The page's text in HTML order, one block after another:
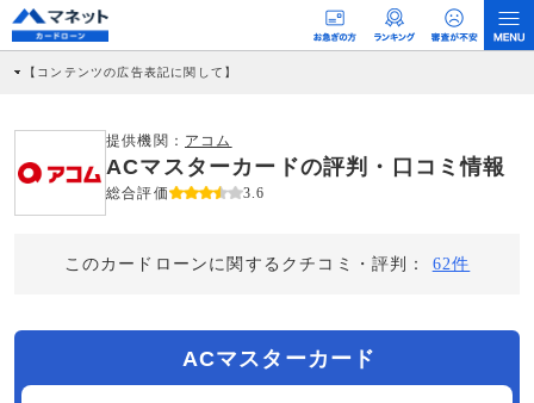
【コンテンツの広告表記に関して】
社に対して企業から紹介報酬が支払われるという収益モデルです。 ただし、特定の
商品を根拠なくPRするものではなく、当編集部の調査／ユーザーへの口コミ収集な
どに基づき、公平性を担保した情報提供を行っています。
>提携企業一覧
提供機関： アコム
ACマスターカードの評判・口コミ情報
総合評価 3.6
このカードローンに関するクチコミ・評判： 62件
ACマスターカード